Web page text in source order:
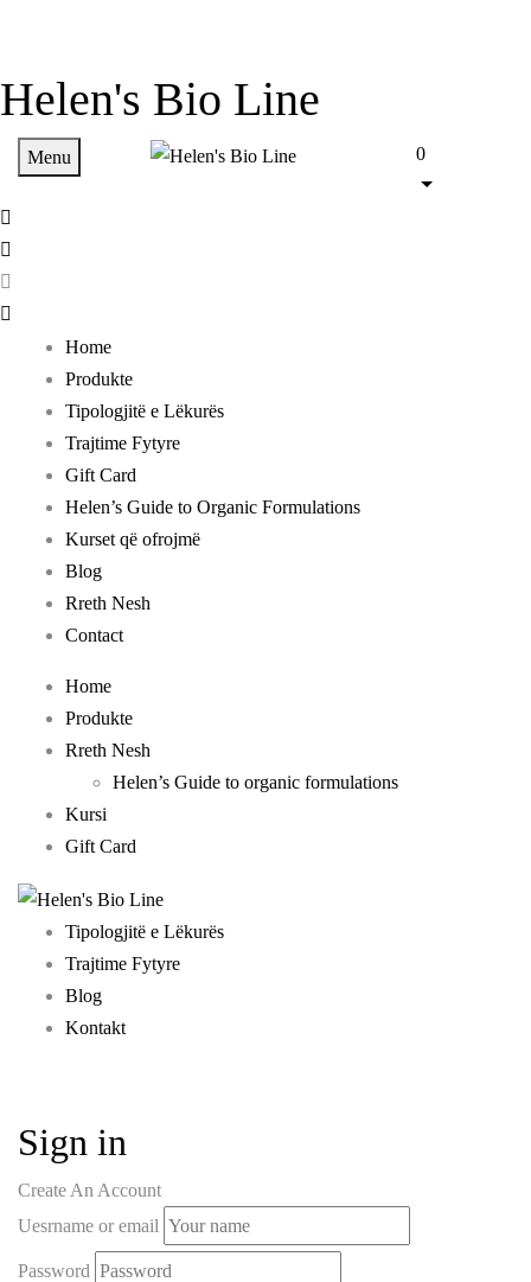
Helen's Bio Line
Menu 0
Home
Produkte
Tipologjitë e Lëkurës
Trajtime Fytyre
Gift Card
Helen’s Guide to Organic Formulations
Kurset që ofrojmë
Blog
Rreth Nesh
Contact
Home
Produkte
Rreth Nesh
Helen’s Guide to organic formulations
Kursi
Gift Card
Tipologjitë e Lëkurës
Trajtime Fytyre
Blog
Kontakt
Sign in
Create An Account
Uesrname or email
Password